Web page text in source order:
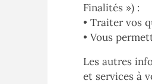
Finalités ») :
• Traiter vos
• Vous
Les autres
et services à